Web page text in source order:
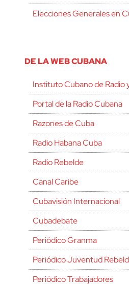
Elecciones Generales en
DE LA WEB CUBANA
Instituto Cubano de Radio
Portal de la Radio Cubana
Razones de Cuba
Radio Habana Cuba
Radio Rebelde
Canal Caribe
Cubavisión Internacional
Cubadebate
Periódico Granma
Periódico Juventud
Periódico Trabajadores